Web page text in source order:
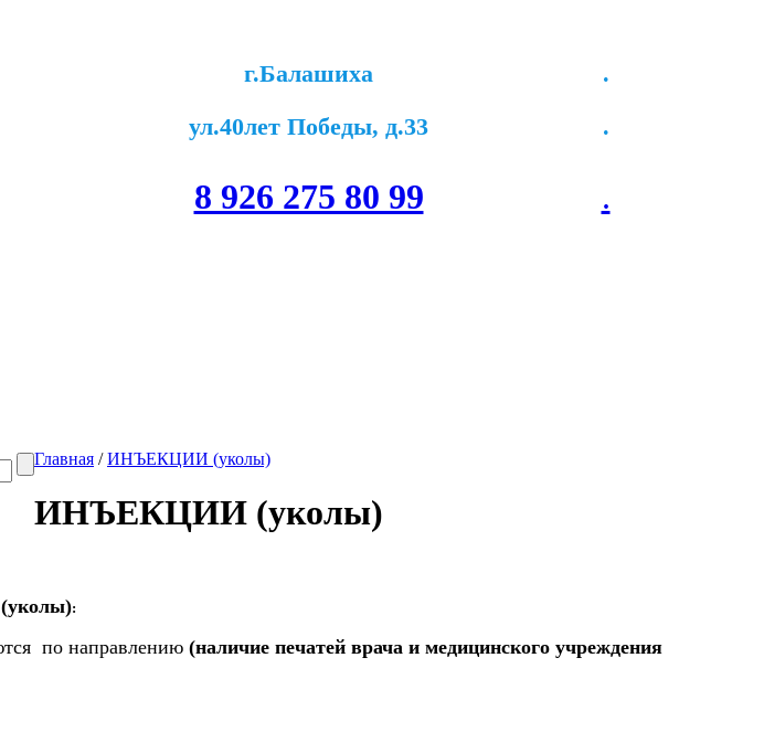
г.Балашиха
ул.40лет Победы, д.33
8 926 275 80 99
.
.
.
Главная /ИНЪЕКЦИИ (уколы)
ИНЪЕКЦИИ (уколы)
:
по направлению (наличие печатей врача и медицинского учреждения